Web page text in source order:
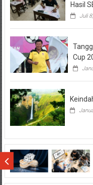
Hasil
Juli
Cup